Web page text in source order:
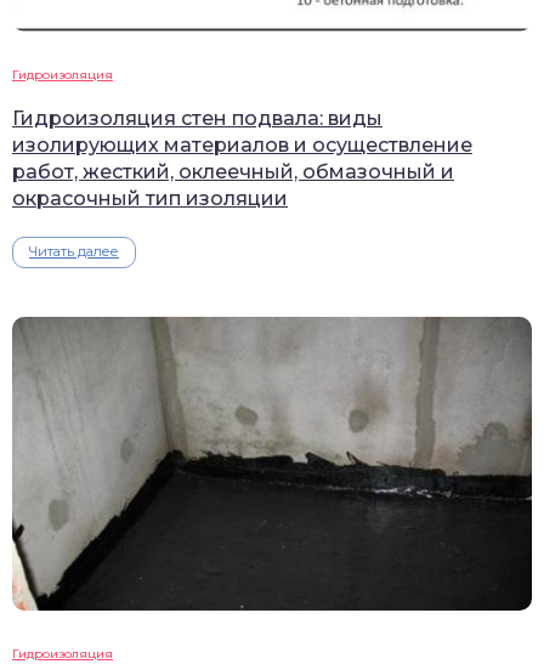
Гидроизоляция
Гидроизоляция стен подвала: виды
изолирующих материалов и осуществление
работ, жесткий, оклеечный, обмазочный и
окрасочный тип изоляции
Читать далее
Гидроизоляция